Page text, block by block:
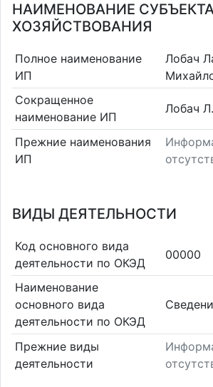
НАИМЕНОВАНИЕ
ХОЗЯЙСТВОВАНИЯ
Полное наименование
ИП
Лобач
Сокращенное
наименование ИП
Лобач
Прежние наименования
ИП
ВИДЫ ДЕЯТЕЛЬНОСТИ
Код основного вида
деятельности по ОКЭД
00000
Наименование
основного вида
деятельности по ОКЭД
Прежние виды
деятельности